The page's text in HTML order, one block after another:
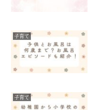
子育て
子育て